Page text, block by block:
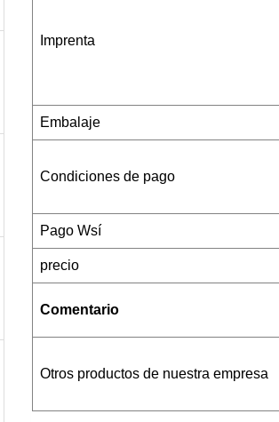
Imprenta
Embalaje
Condiciones de pago
Pago Wsí
precio
Comentario
Otros productos de nuestra empresa